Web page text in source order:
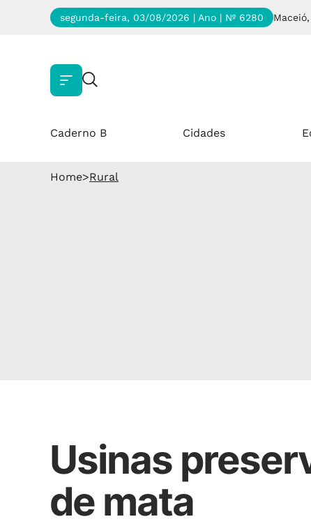
segunda-feira, 03/08/2026 | Ano | Nº 6280 Maceió,
Caderno B Cidades
Home>Rural
Usinas
de mata